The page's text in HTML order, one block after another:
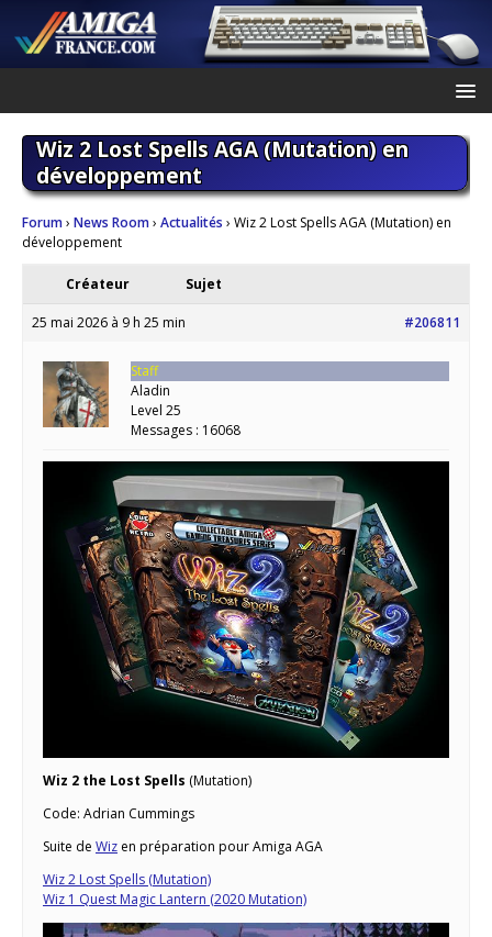
Wiz 2 Lost Spells AGA (Mutation) en
développement
Forum› News Room› Actualités › Wiz 2 Lost Spells AGA (Mutation) en
développement
Créateur Sujet
25 mai 2026 à 9 h 25 min #206811
Staff
Aladin
Level 25
Messages : 16068
Wiz 2 the Lost Spells (Mutation)
Code: Adrian Cummings
Suite de Wiz en préparation pour Amiga AGA
Wiz 2 Lost Spells (Mutation)
Wiz 1 Quest Magic Lantern (2020 Mutation)